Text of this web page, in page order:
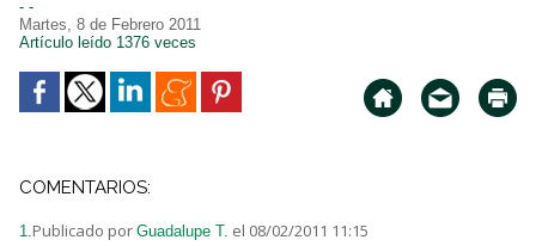
- -
Martes, 8 de Febrero 2011
Artículo leído 1376 veces
COMENTARIOS:
1.Publicado por Guadalupe T. el 08/02/2011 11:15